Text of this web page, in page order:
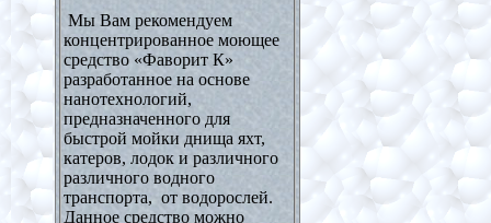
Мы Вам рекомендуем
концентрированное моющее
средство «Фаворит К»
разработанное на основе
нанотехнологий,
предназначенного для
быстрой мойки днища яхт,
катеров, лодок и различного
различного водного
транспорта, от водорослей.
Данное средство можно